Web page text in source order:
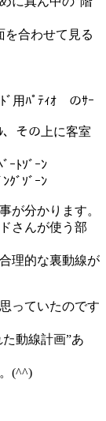
を合わせて見る
ﾞ用ﾊﾟﾃｨｵ のｻｰ
、その上に客室
ｰﾄｿﾞｰﾝ
ｸﾞｿﾞｰﾝ
が分かります。
さんが使う部
理的な裏動線が
っていたのです
動線計画”あ
(^^)